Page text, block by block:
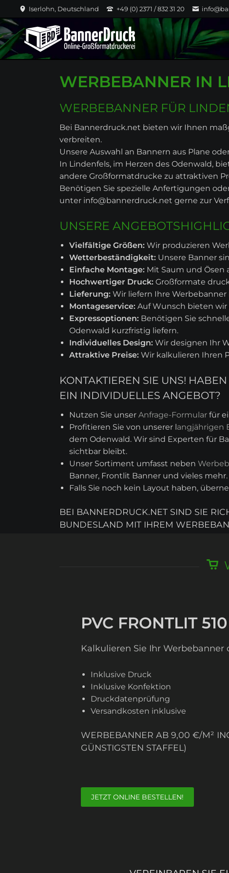
Iserlohn, Deutschland +49 (0) 2371 / 832 31 20
WERBEBANNER IN
WERBEBANNER FÜR
Bei Bannerdruck.net bieten wir Ihnen
verbreiten.
Unsere Auswahl an Bannern aus Plane
In Lindenfels, im Herzen des Odenwald,
andere Großformatdrucke zu attraktiven
Benötigen Sie spezielle Anfertigungen
unter info@bannerdruck.net gerne zur
UNSERE
Vielfältige Größen: Wir produzieren
Wetterbeständigkeit: Unsere Banner
Einfache Montage: Mit Saum und Ösen
Hochwertiger Druck: Großformate
Lieferung: Wir liefern Ihre
Montageservice: Auf Wunsch bieten wir
Expressoptionen: Benötigen Sie
Odenwald kurzfristig liefern.
Individuelles Design: Wir designen Ihr
Attraktive Preise: Wir kalkulieren Ihren
KONTAKTIEREN SIE UNS!
EIN INDIVIDUELLES ANGEBOT?
Nutzen Sie unser Anfrage-Formular für
Profitieren Sie von unserer langjährigen
dem Odenwald. Wir sind Experten für
sichtbar bleibt.
Unser Sortiment umfasst neben
Banner, Frontlit Banner und vieles
Falls Sie noch kein Layout haben,
BEI BANNERDRUCK.NET SIND SIE
UNDESLAND MIT IHREM
PVC FRONTLIT
Kalkulieren Sie Ihr Werbebanner
Inklusive Druck
Inklusive Konfektion
Druckdatenprüfung
Versandkosten inklusive
WERBEBANNER AB 9,00 €/M²
GÜNSTIGSTEN STAFFEL)
JETZT ONLINE BESTELLEN!